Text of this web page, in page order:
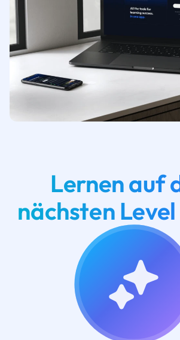
Lernen auf
nächsten